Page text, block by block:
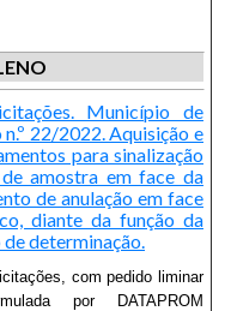
Município de
22/2022. Aquisição e
para sinalização
amostra em face da
de anulação em face
diante da função da
determinação.
com pedido liminar
por DATAPROM